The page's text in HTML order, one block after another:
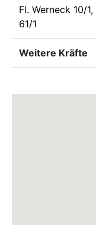
Fl. Werneck 10/1,
61/1
Weitere Kräfte